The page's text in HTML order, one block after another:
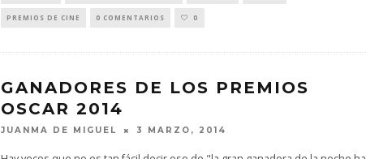
PREMIOS DE CINE 0 COMENTARIOS 0
GANADORES DE LOS PREMIOS
OSCAR 2014
JUANMA DE MIGUEL 3 MARZO, 2014